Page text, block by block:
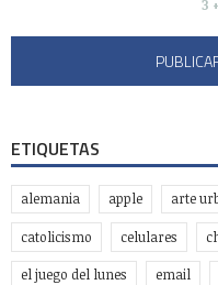
3
ETIQUETAS
alemania apple arte
catolicismo celulares
el juego del lunes email